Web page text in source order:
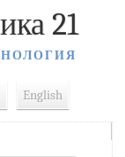
21
English